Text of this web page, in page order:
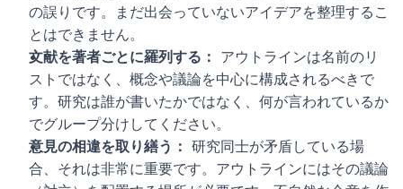
の誤りです。まだ出会っていないアイデアを整理するこ
とはできません。
文献を著者ごとに羅列する： アウトラインは名前のリ
ストではなく、概念や議論を中心に構成されるべきで
す。研究は誰が書いたかではなく、何が言われているか
でグループ分けしてください。
意見の相違を取り繕う： 研究同士が矛盾している場
合、それは非常に重要です。アウトラインにはその議論